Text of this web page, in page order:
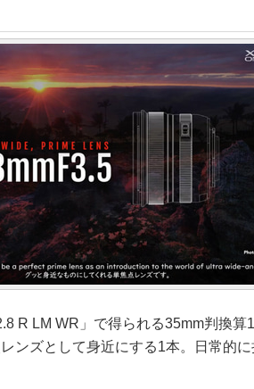
R LM WR」で得られる35mm判換算
ンズとして身近にする1本。日常的に